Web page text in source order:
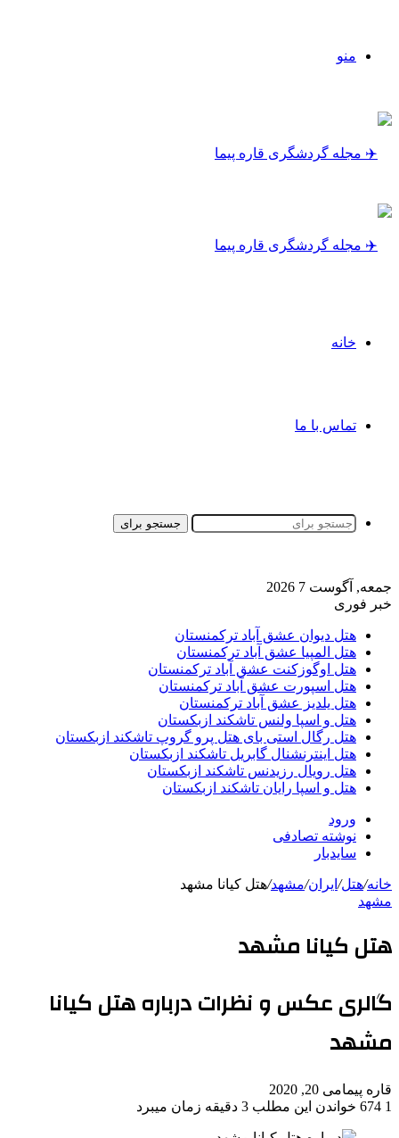
منو
خانه
تماس با ما
جستجو برای
جمعه, آگوست 7 2026
خبر فوری
هتل دیوان عشق آباد ترکمنستان
هتل المپیا عشق آباد ترکمنستان
هتل اوگوزکنت عشق آباد ترکمنستان
هتل اسپورت عشق آباد ترکمنستان
هتل یلدیز عشق آباد ترکمنستان
هتل و اسپا ولنس تاشکند ازبکستان
هتل رگال استی بای هتل پرو گروپ تاشکند ازبکستان
هتل اینترنشنال گابریل تاشکند ازبکستان
هتل رویال رزیدنس تاشکند ازبکستان
هتل و اسپا رایان تاشکند ازبکستان
ورود
نوشته تصادفی
سایدبار
خانه/هتل/ ایران/مشهد/هتل کیانا مشهد
مشهد
هتل کیانا مشهد
گالری عکس و نظرات درباره هتل کیانا
مشهد
قاره پیمامی 20, 2020
1
خواندن این مطلب 3 دقیقه زمان میبرد